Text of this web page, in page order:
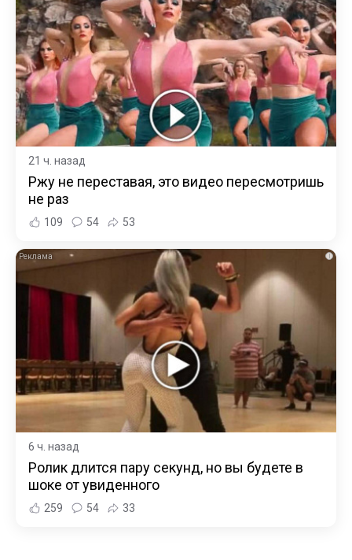
21 ч. назад
Ржу не переставая, это видео пересмотришь
не раз
109 54 53
i
6 ч. назад
Ролик длится пару секунд, но вы будете в
шоке от увиденного
259 54 33